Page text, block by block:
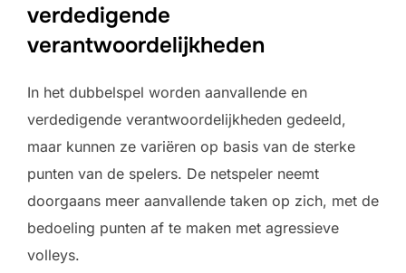
verdedigende
verantwoordelijkheden
In het dubbelspel worden aanvallende en
verdedigende verantwoordelijkheden gedeeld,
maar kunnen ze variëren op basis van de sterke
punten van de spelers. De netspeler neemt
doorgaans meer aanvallende taken op zich, met de
bedoeling punten af te maken met agressieve
volleys.